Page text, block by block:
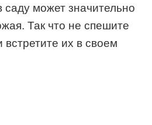
может значительно
Так что не спешите
их в своем